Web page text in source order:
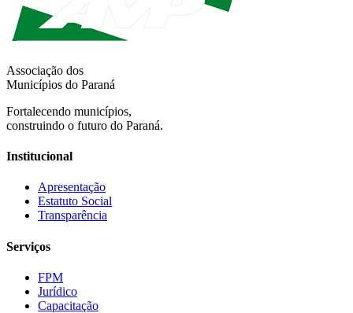
Associação dos
Municípios do Paraná
Fortalecendo municípios,
construindo o futuro do Paraná.
Institucional
Apresentação
Estatuto Social
Transparência
Serviços
FPM
Jurídico
Capacitação